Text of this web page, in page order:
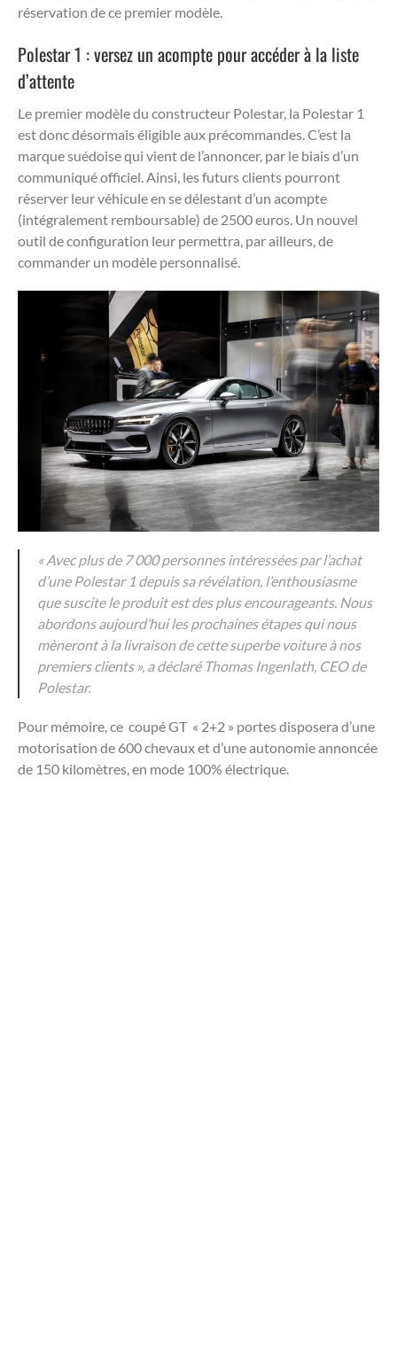
réservation de ce premier modèle.
Polestar 1 : versez un acompte pour accéder à la liste
d’attente
Le premier modèle du constructeur Polestar, la Polestar 1
est donc désormais éligible aux précommandes. C’est la
marque suédoise qui vient de l’annoncer, par le biais d’un
communiqué officiel. Ainsi, les futurs clients pourront
réserver leur véhicule en se délestant d’un acompte
(intégralement remboursable) de 2500 euros. Un nouvel
outil de configuration leur permettra, par ailleurs, de
commander un modèle personnalisé.
« Avec plus de 7 000 personnes intéressées par l’achat
d’une Polestar 1 depuis sa révélation, l’enthousiasme
que suscite le produit est des plus encourageants. Nous
abordons aujourd’hui les prochaines étapes qui nous
mèneront à la livraison de cette superbe voiture à nos
premiers clients », a déclaré Thomas Ingenlath, CEO de
Polestar.
Pour mémoire, ce coupé GT « 2+2 » portes disposera d’une
motorisation de 600 chevaux et d’une autonomie annoncée
de 150 kilomètres, en mode 100% électrique.